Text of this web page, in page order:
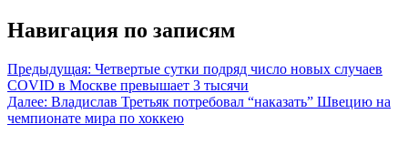
Навигация по записям
Предыдущая: Четвертые сутки подряд число новых случаев
COVID в Москве превышает 3 тысячи
Далее: Владислав Третьяк потребовал “наказать” Швецию на
чемпионате мира по хоккею